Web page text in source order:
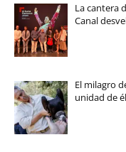
La cantera
Canal
El milagro
unidad de